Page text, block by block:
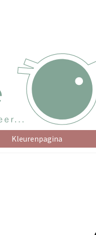
Kleurenpagina